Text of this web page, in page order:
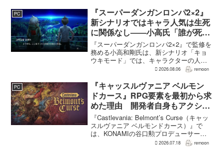
ーを務めるグッドスマイルカンパニー
の...
PC
『スーパーダンガンロンパ2×2』
新シナリオではキャラ人気は生死
に関係なし――小高氏「誰が死ん
でもヘイトメールは送らないで」
『スーパーダンガンロンパ2×2』で監修を
務める小高和剛氏は、新シナリオ「キョ
ウキモード」では、キャラクターの人気
にかかわらず退場させるとRPG Siteのイ
作と変わることで、これまで見られなか
った一面がよ...
2026.08.06 remoon
PC
『キャッスルヴァニア ベルモン
ドカース』RPG要素を最初から求
めた理由 開発者自身もアクショ
ンのつらさを実感
『Castlevania: Belmont’s Curse（キャッ
スルヴァニア ベルモンドカース）』で
は、KONAMIの谷口勲プロデューサー
が、レベルアップを含むRPG的システム
2026.07.18 remoon